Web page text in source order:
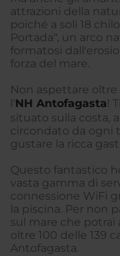
attrazioni della
poiché a soli 18
Portada", un arco
formatosi
forza del mare.
Non aspettare
l'NH Antofagasta!
situato sulla costa,
circondato da ogni
gustare la ricca
Questo fantastico
vasta gamma di
connessione WiFi
la piscina. Per non
sul mare che potrai
oltre 100 delle 139
Antofagasta.